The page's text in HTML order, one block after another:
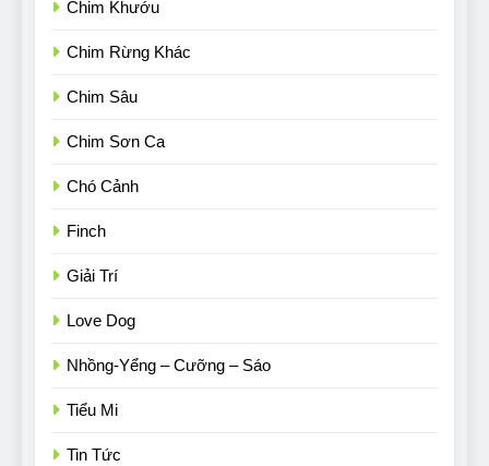
Chim Khướu
Chim Rừng Khác
Chim Sâu
Chim Sơn Ca
Chó Cảnh
Finch
Giải Trí
Love Dog
Nhồng-Yểng – Cưỡng – Sáo
Tiểu Mi
Tin Tức